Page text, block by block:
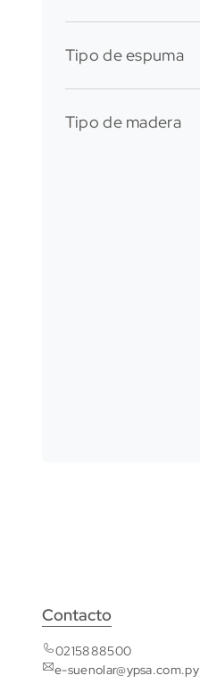
Suave
Tipo de espuma
Espuma soft
Tipo de madera
Contacto
0215888500
e-suenolar@ypsa.com.py